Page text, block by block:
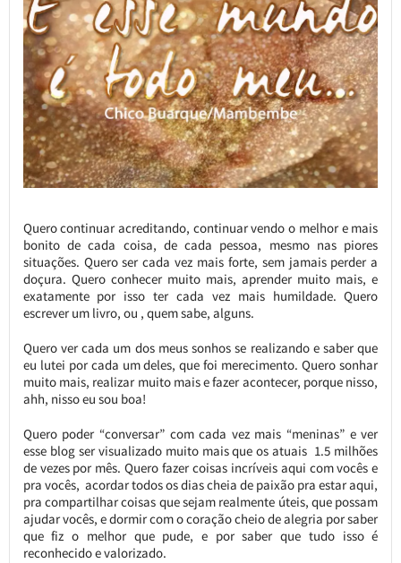
Quero continuar acreditando, continuar vendo o melhor e mais
bonito de cada coisa, de cada pessoa, mesmo nas piores
situações. Quero ser cada vez mais forte, sem jamais perder a
doçura. Quero conhecer muito mais, aprender muito mais, e
exatamente por isso ter cada vez mais humildade. Quero
escrever um livro, ou , quem sabe, alguns.
Quero ver cada um dos meus sonhos se realizando e saber que
eu lutei por cada um deles, que foi merecimento. Quero sonhar
muito mais, realizar muito mais e fazer acontecer, porque nisso,
ahh, nisso eu sou boa!
Quero poder “conversar” com cada vez mais “meninas” e ver
esse blog ser visualizado muito mais que os atuais 1.5 milhões
de vezes por mês. Quero fazer coisas incríveis aqui com vocês e
pra vocês, acordar todos os dias cheia de paixão pra estar aqui,
pra compartilhar coisas que sejam realmente úteis, que possam
ajudar vocês, e dormir com o coração cheio de alegria por saber
que fiz o melhor que pude, e por saber que tudo isso é
reconhecido e valorizado.